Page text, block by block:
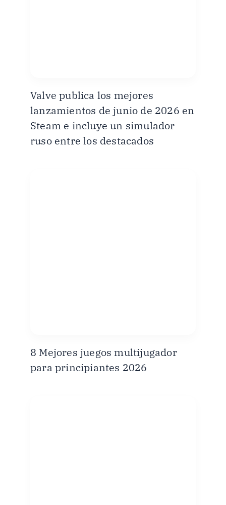
Valve publica los mejores
lanzamientos de junio de 2026 en
Steam e incluye un simulador
ruso entre los destacados
8 Mejores juegos multijugador
para principiantes 2026